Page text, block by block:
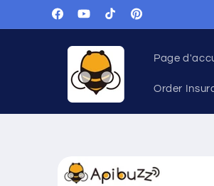
passer
au
FacebookYoutube
TIC
Pinterest
Page
Order
informations
sur le